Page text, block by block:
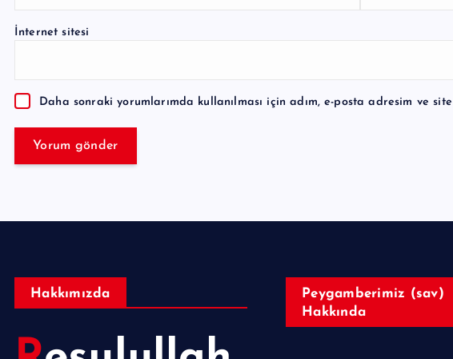
İnternet sitesi
Daha sonraki yorumlarımda kullanılması için adım, e-posta adresim ve
t
n
a
Hakkımızda
Peygamberimiz (sav)
Hakkında